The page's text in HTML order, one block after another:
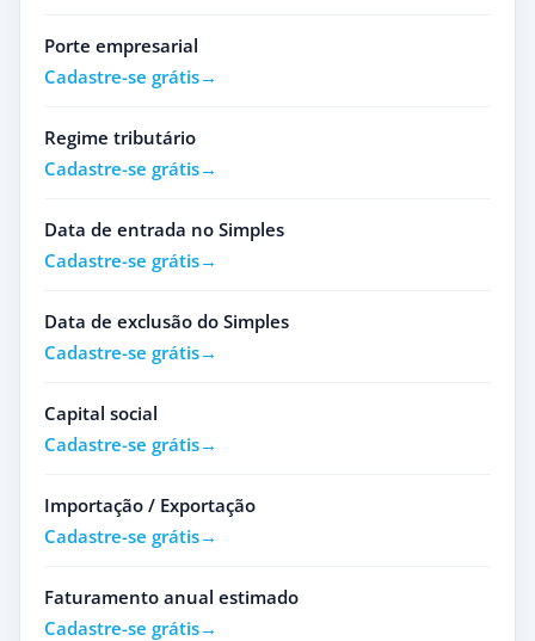
Porte empresarial
Cadastre-se grátis
Regime tributário
Cadastre-se grátis
Data de entrada no Simples
Cadastre-se grátis
Data de exclusão do Simples
Cadastre-se grátis
Capital social
Cadastre-se grátis
Importação / Exportação
Cadastre-se grátis
Faturamento anual estimado
Cadastre-se grátis